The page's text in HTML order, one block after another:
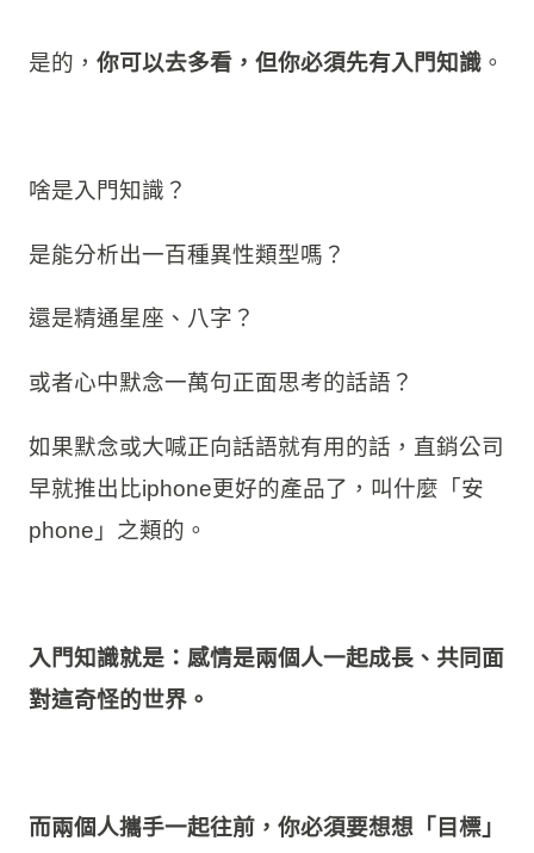
是的， 你可以去多看，但你必須先有入門知識 。
啥是入門知識？
是能分析出一百種異性類型嗎？
還是精通星座、八字？
或者心中默念一萬句正面思考的話語？
如果默念或大喊正向話語就有用的話，直銷公司
早就推出比iphone更好的產品了，叫什麼「安
phone」之類的。
入門知識就是：感情是兩個人一起成長、共同面
對這奇怪的世界。
而兩個人攜手一起往前，你必須要想想「目標」